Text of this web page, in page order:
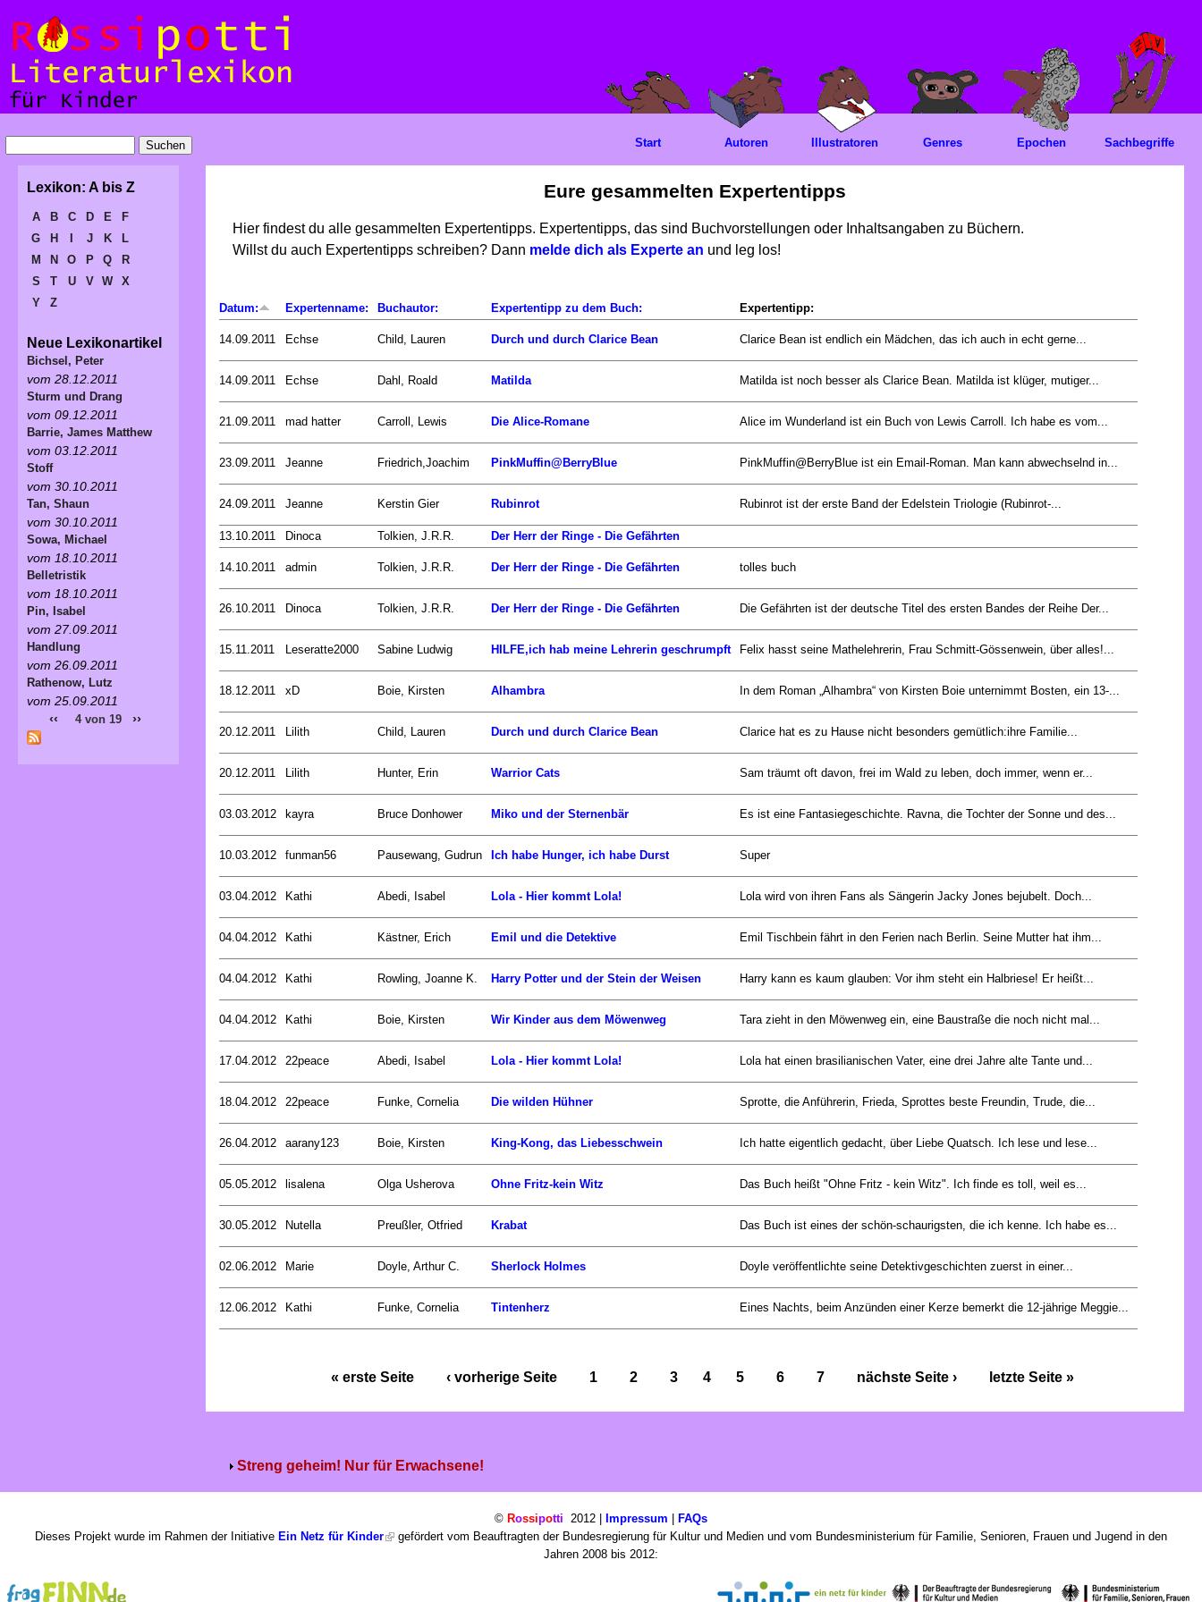
Eure gesammelten Expertentipps
Hier findest du alle gesammelten Expertentipps. Expertentipps, das sind Buchvorstellungen oder Inhaltsangaben zu Büchern.
Willst du auch Expertentipps schreiben? Dann melde dich als Experte an und leg los!
Datum: Expertenname: Buchautor: Expertentipp zu dem Buch: Expertentipp:
14.09.2011 Echse Child, Lauren Durch und durch Clarice Bean Clarice Bean ist endlich ein Mädchen, das ich auch in echt gerne...
14.09.2011 Echse Dahl, Roald Matilda Matilda ist noch besser als Clarice Bean. Matilda ist klüger, mutiger...
21.09.2011 mad hatter Carroll, Lewis Die Alice-Romane Alice im Wunderland ist ein Buch von Lewis Carroll. Ich habe es vom...
23.09.2011 Jeanne Friedrich,Joachim PinkMuffin@BerryBlue PinkMuffin@BerryBlue ist ein Email-Roman. Man kann abwechselnd in...
24.09.2011 Jeanne Kerstin Gier Rubinrot Rubinrot ist der erste Band der Edelstein Triologie (Rubinrot-...
13.10.2011 Dinoca Tolkien, J.R.R. Der Herr der Ringe - Die Gefährten
14.10.2011 admin Tolkien, J.R.R. Der Herr der Ringe - Die Gefährten tolles buch
26.10.2011 Dinoca Tolkien, J.R.R. Der Herr der Ringe - Die Gefährten Die Gefährten ist der deutsche Titel des ersten Bandes der Reihe Der...
15.11.2011 Leseratte2000 Sabine Ludwig HILFE,ich hab meine Lehrerin geschrumpft Felix hasst seine Mathelehrerin, Frau Schmitt-Gössenwein, über alles!...
18.12.2011 xD Boie, Kirsten Alhambra In dem Roman „Alhambra“ von Kirsten Boie unternimmt Bosten, ein 13-...
20.12.2011 Lilith Child, Lauren Durch und durch Clarice Bean Clarice hat es zu Hause nicht besonders gemütlich:ihre Familie...
20.12.2011 Lilith Hunter, Erin Warrior Cats Sam träumt oft davon, frei im Wald zu leben, doch immer, wenn er...
03.03.2012 kayra Bruce Donhower Miko und der Sternenbär Es ist eine Fantasiegeschichte. Ravna, die Tochter der Sonne und des...
10.03.2012 funman56 Pausewang, Gudrun Ich habe Hunger, ich habe Durst Super
03.04.2012 Kathi Abedi, Isabel Lola - Hier kommt Lola! Lola wird von ihren Fans als Sängerin Jacky Jones bejubelt. Doch...
04.04.2012 Kathi Kästner, Erich Emil und die Detektive Emil Tischbein fährt in den Ferien nach Berlin. Seine Mutter hat ihm...
04.04.2012 Kathi Rowling, Joanne K. Harry Potter und der Stein der Weisen Harry kann es kaum glauben: Vor ihm steht ein Halbriese! Er heißt...
04.04.2012 Kathi Boie, Kirsten Wir Kinder aus dem Möwenweg Tara zieht in den Möwenweg ein, eine Baustraße die noch nicht mal...
17.04.2012 22peace Abedi, Isabel Lola - Hier kommt Lola! Lola hat einen brasilianischen Vater, eine drei Jahre alte Tante und...
18.04.2012 22peace Funke, Cornelia Die wilden Hühner Sprotte, die Anführerin, Frieda, Sprottes beste Freundin, Trude, die...
26.04.2012 aarany123 Boie, Kirsten King-Kong, das Liebesschwein Ich hatte eigentlich gedacht, über Liebe Quatsch. Ich lese und lese...
05.05.2012 lisalena Olga Usherova Ohne Fritz-kein Witz Das Buch heißt "Ohne Fritz - kein Witz". Ich finde es toll, weil es...
30.05.2012 Nutella Preußler, Otfried Krabat Das Buch ist eines der schön-schaurigsten, die ich kenne. Ich habe es...
02.06.2012 Marie Doyle, Arthur C. Sherlock Holmes Doyle veröffentlichte seine Detektivgeschichten zuerst in einer...
12.06.2012 Kathi Funke, Cornelia Tintenherz Eines Nachts, beim Anzünden einer Kerze bemerkt die 12-jährige Meggie...
« erste Seite ‹ vorherige Seite 1 2 3 4 5 6 7 nächste Seite › letzte Seite »
Streng geheim! Nur für Erwachsene!
Start Autoren Illustratoren Genres Epochen Sachbegriffe
Lexikon: A bis Z
A B C D E
F
G
H J K
L
M
N O P Q
R
S
T U V W
X
Y
Z
Neue Lexikonartikel
Bichsel, Peter
vom 28.12.2011
Sturm und Drang
vom 09.12.2011
Barrie, James Matthew
vom 03.12.2011
Stoff
vom 30.10.2011
Tan, Shaun
vom 30.10.2011
Sowa, Michael
vom 18.10.2011
Belletristik
vom 18.10.2011
Pin, Isabel
vom 27.09.2011
Handlung
vom 26.09.2011
Rathenow, Lutz
vom 25.09.2011
‹‹ 4 von 19 ››
© Rossipotti 2012 | Impressum | FAQs
Dieses Projekt wurde im Rahmen der Initiative Ein Netz für Kinder
gefördert vom Beauftragten der Bundesregierung für Kultur und Medien und vom Bundesministerium für Familie, Senioren, Frauen und Jugend in den
Jahren 2008 bis 2012: